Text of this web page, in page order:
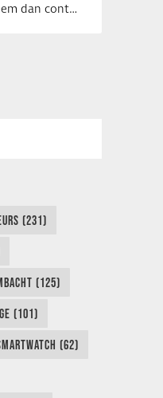
Uw vacature voor 4 weken op www.dejuwelier.biz ? Neem dan contact op met …
(231)
(125)
(101)
(62)